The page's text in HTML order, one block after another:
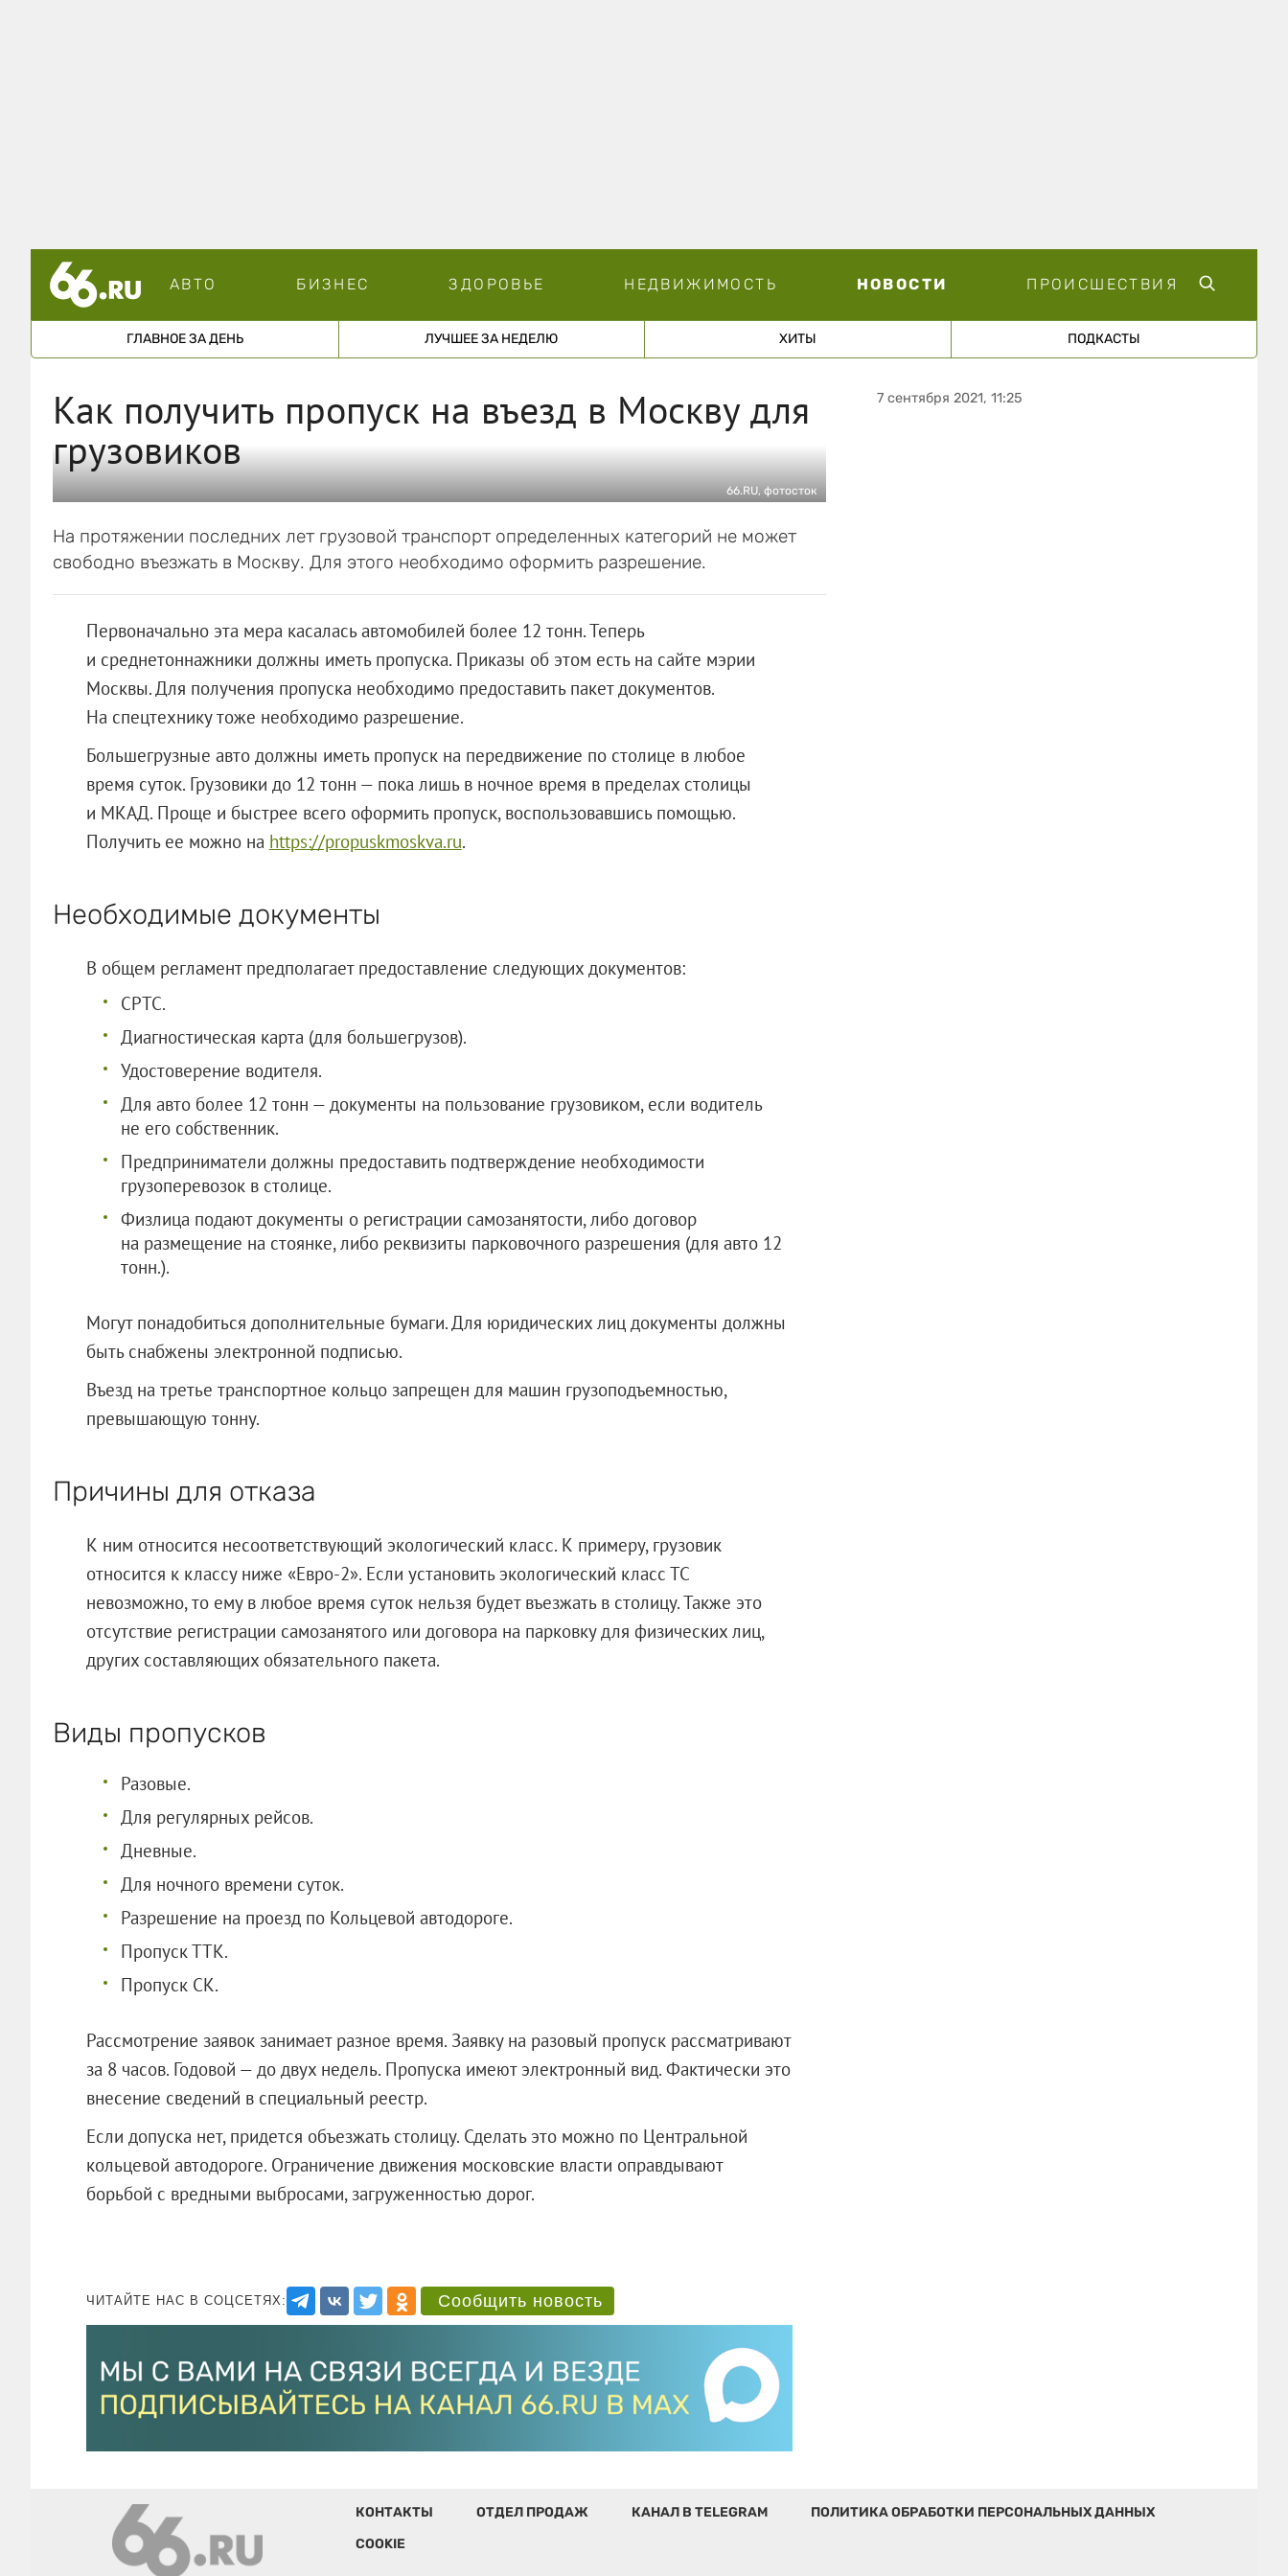
АВТО БИЗНЕС ЗДОРОВЬЕ НЕДВИЖИМОСТЬ НОВОСТИ ПРОИСШЕСТВИЯ
ГЛАВНОЕ ЗА ДЕНЬ ЛУЧШЕЕ ЗА НЕДЕЛЮ ХИТЫ ПОДКАСТЫ
Как получить пропуск на въезд в Москву для
грузовиков
66.RU, фотосток
На протяжении последних лет грузовой транспорт определенных категорий не может
свободно въезжать в Москву. Для этого необходимо оформить разрешение.
Первоначально эта мера касалась автомобилей более 12 тонн. Теперь
и среднетоннажники должны иметь пропуска. Приказы об этом есть на сайте мэрии
Москвы. Для получения пропуска необходимо предоставить пакет документов.
На спецтехнику тоже необходимо разрешение.
Большегрузные авто должны иметь пропуск на передвижение по столице в любое
время суток. Грузовики до 12 тонн — пока лишь в ночное время в пределах столицы
и МКАД. Проще и быстрее всего оформить пропуск, воспользовавшись помощью.
Получить ее можно на https://propuskmoskva.ru.
Необходимые документы
В общем регламент предполагает предоставление следующих документов:
СРТС.
Диагностическая карта (для большегрузов).
Удостоверение водителя.
Для авто более 12 тонн — документы на пользование грузовиком, если водитель
не его собственник.
Предприниматели должны предоставить подтверждение необходимости
грузоперевозок в столице.
Физлица подают документы о регистрации самозанятости, либо договор
на размещение на стоянке, либо реквизиты парковочного разрешения (для авто 12
тонн.).
Могут понадобиться дополнительные бумаги. Для юридических лиц документы должны
быть снабжены электронной подписью.
Въезд на третье транспортное кольцо запрещен для машин грузоподъемностью,
превышающую тонну.
Причины для отказа
К ним относится несоответствующий экологический класс. К примеру, грузовик
относится к классу ниже «Евро-2». Если установить экологический класс ТС
невозможно, то ему в любое время суток нельзя будет въезжать в столицу. Также это
отсутствие регистрации самозанятого или договора на парковку для физических лиц,
других составляющих обязательного пакета.
Виды пропусков
Разовые.
Для регулярных рейсов.
Дневные.
Для ночного времени суток.
Разрешение на проезд по Кольцевой автодороге.
Пропуск ТТК.
Пропуск СК.
Рассмотрение заявок занимает разное время. Заявку на разовый пропуск рассматривают
за 8 часов. Годовой — до двух недель. Пропуска имеют электронный вид. Фактически это
внесение сведений в специальный реестр.
Если допуска нет, придется объезжать столицу. Сделать это можно по Центральной
кольцевой автодороге. Ограничение движения московские власти оправдывают
борьбой с вредными выбросами, загруженностью дорог.
ЧИТАЙТЕ НАС В СОЦСЕТЯХ: Сообщить новость
7 сентября 2021, 11:25
КОНТАКТЫ ОТДЕЛ ПРОДАЖ КАНАЛ В TELEGRAM
ПОЛИТИКА ОБРАБОТКИ ПЕРСОНАЛЬНЫХ ДАННЫХ
COOKIE